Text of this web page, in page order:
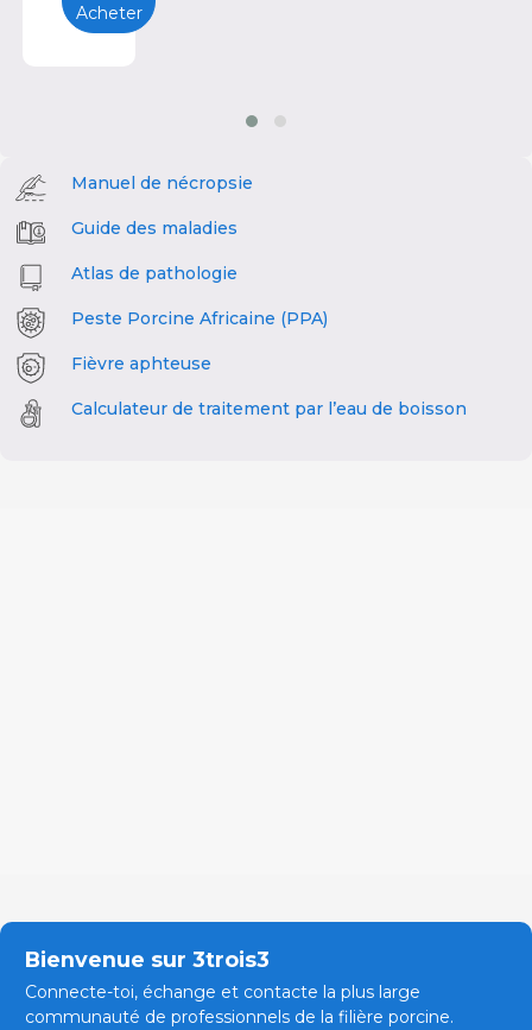
bovins
Acheter
Manuel de nécropsie
Guide des maladies
Atlas de pathologie
Peste Porcine Africaine (PPA)
Fièvre aphteuse
Calculateur de traitement par l’eau de boisson
Bienvenue sur 3trois3
Connecte-toi, échange et contacte la plus large
communauté de professionnels de la filière porcine.